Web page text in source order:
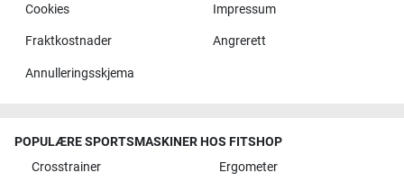
Cookies Impressum
Fraktkostnader Angrerett
Annulleringsskjema
POPULÆRE SPORTSMASKINER HOS FITSHOP
Crosstrainer
Ergometer